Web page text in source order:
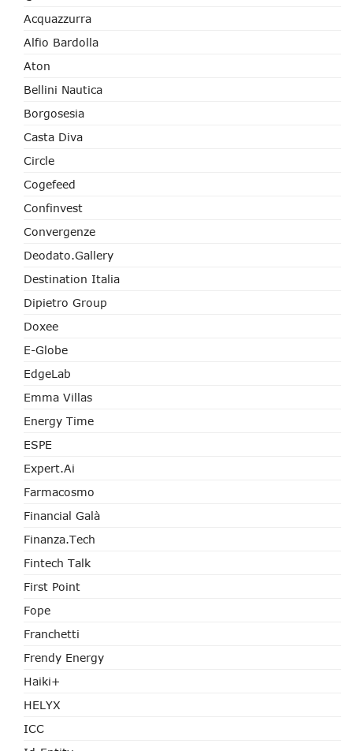
Acquazzurra
Alfio Bardolla
Aton
Bellini Nautica
Borgosesia
Casta Diva
Circle
Cogefeed
Confinvest
Convergenze
Deodato.Gallery
Destination Italia
Dipietro Group
Doxee
E-Globe
EdgeLab
Emma Villas
Energy Time
ESPE
Expert.ai
Farmacosmo
Financial Galà
Finanza.tech
Fintech Talk
First Point
Fope
Franchetti
Frendy Energy
Haiki+
HELYX
ICC